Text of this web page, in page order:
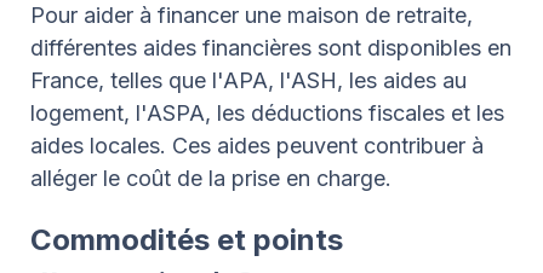
Pour aider à financer une maison de retraite,
différentes aides financières sont disponibles en
France, telles que l'APA, l'ASH, les aides au
logement, l'ASPA, les déductions fiscales et les
aides locales. Ces aides peuvent contribuer à
alléger le coût de la prise en charge.
Commodités et points